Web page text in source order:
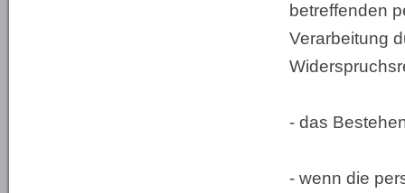
betreffenden
Verarbeitung
- das
- wenn die